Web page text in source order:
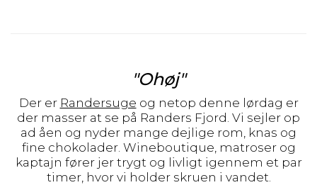
"Ohøj"
Der er Randersuge og netop denne lørdag er
der masser at se på Randers Fjord. Vi sejler op
ad åen og nyder mange dejlige rom, knas og
fine chokolader. Wineboutique, matroser og
kaptajn fører jer trygt og livligt igennem et par
timer, hvor vi holder skruen i vandet.